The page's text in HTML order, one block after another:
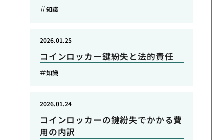
知識
コインロッカー鍵紛失と法的責任
2026.01.25
知識
コインロッカーの鍵紛失でかかる費
用の内訳
2026.01.24